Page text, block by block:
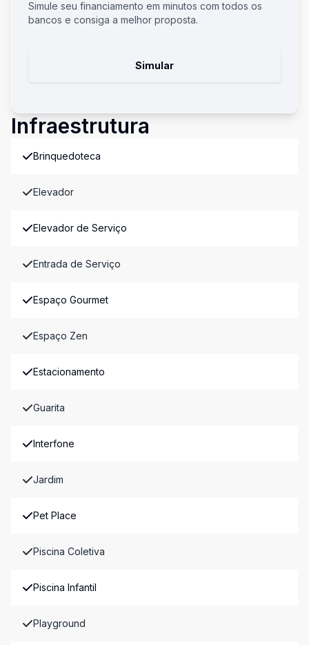
Simule seu financiamento em minutos com todos os
bancos e consiga a melhor proposta.
Simular
Infraestrutura
Brinquedoteca
Elevador
Elevador de Serviço
Entrada de Serviço
Espaço Gourmet
Espaço Zen
Estacionamento
Guarita
Interfone
Jardim
Pet Place
Piscina Coletiva
Piscina Infantil
Playground